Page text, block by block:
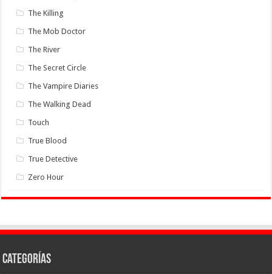
The Killing
The Mob Doctor
The River
The Secret Circle
The Vampire Diaries
The Walking Dead
Touch
True Blood
True Detective
Zero Hour
Categorías